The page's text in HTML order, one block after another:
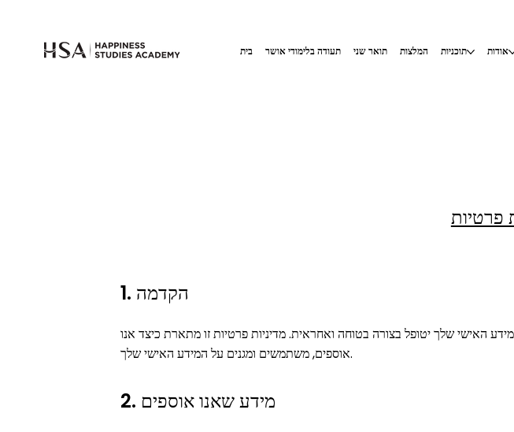
בית תעודה בלימודי אושר תואר שני המלצות תוכניות אודות
פרטיות
1. הקדמה
האישי שלך יטופל בצורה בטוחה ואחראית. מדיניות פרטיות זו מתארת כיצד אנו
אוספים, משתמשים ומגנים על המידע האישי שלך.
2. מידע שאנו אוספים